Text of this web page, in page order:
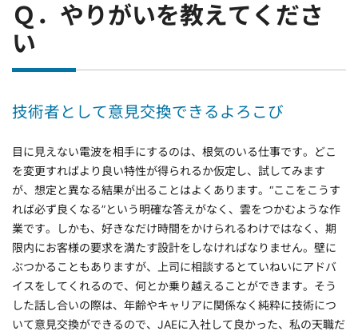
Ｑ．やりがいを教えてくださ
い
技術者として意見交換できるよろこび
目に見えない電波を相手にするのは、根気のいる仕事です。どこ
を変更すればより良い特性が得られるか仮定し、試してみます
が、想定と異なる結果が出ることはよくあります。“ここをこうす
れば必ず良くなる”という明確な答えがなく、雲をつかむような作
業です。しかも、好きなだけ時間をかけられるわけではなく、期
限内にお客様の要求を満たす設計をしなければなりません。壁に
ぶつかることもありますが、上司に相談するとていねいにアドバ
イスをしてくれるので、何とか乗り越えることができます。そう
した話し合いの際は、年齢やキャリアに関係なく純粋に技術につ
いて意見交換ができるので、JAEに入社して良かった、私の天職だ